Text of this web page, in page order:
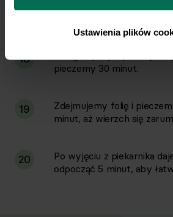
prywatności.
Ustawienia plików
17 Piekarnik nagrzewamy do
18
pieczemy 30 minut.
19
Zdejmujemy folię i
minut, aż wierzch się
20
Po wyjęciu z piekarnika
odpocząć 5 minut, aby